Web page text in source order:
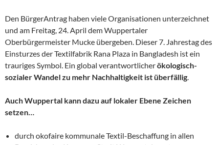
Den BürgerAntrag haben viele Organisationen unterzeichnet
und am Freitag, 24. April dem Wuppertaler
Oberbürgermeister Mucke übergeben. Dieser 7. Jahrestag des
Einsturzes der Textilfabrik Rana Plaza in Bangladesh ist ein
trauriges Symbol. Ein global verantwortlicherökologisch-
sozialer Wandel zu mehr Nachhaltigkeit ist überfällig
Auch Wuppertal kann dazu auf lokaler Ebene Zeichen
setzen…
durch okofaire kommunale Textil-Beschaffung in allen